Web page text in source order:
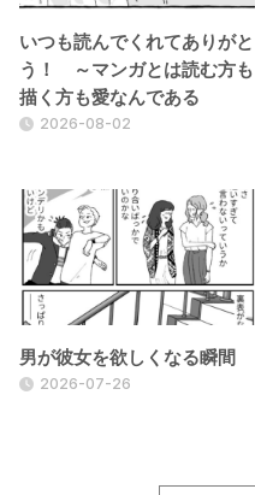
いつも読んでくれてありがと
う！ ～マンガとは読む方も
描く方も愛なんである
2026-08-02
男が彼女を欲しくなる瞬間
2026-07-26